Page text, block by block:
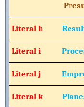
Literal h
Literal i
Literal j
Literal k